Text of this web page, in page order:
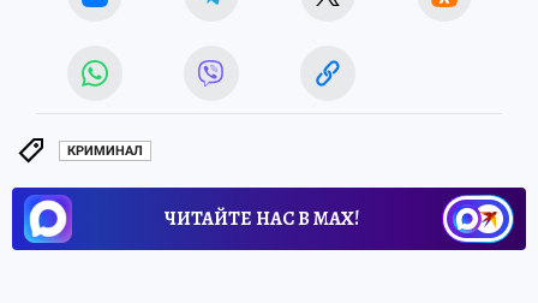
КРИМИНАЛ
ЧИТАЙТЕ НАС В МАХ!